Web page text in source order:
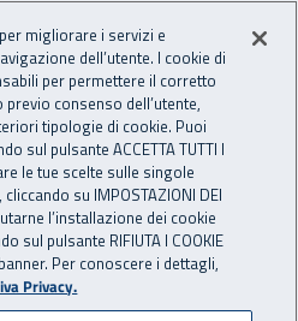
Nazionale
Apri cerca
in:
migliorare i servizi e
dell’utente. I cookie di
per permettere il corretto
consenso dell’utente,
tipologie di cookie. Puoi
sul pulsante ACCETTA TUTTI I
le tue scelte sulle singole
su IMPOSTAZIONI DEI
l’installazione dei cookie
sul pulsante RIFIUTA I COOKIE
Per conoscere i dettagli,
Privacy.